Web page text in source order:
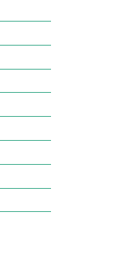
véritable
du
grâce à votre
permettre
générations
nucléaires.
et à nous
contre
la